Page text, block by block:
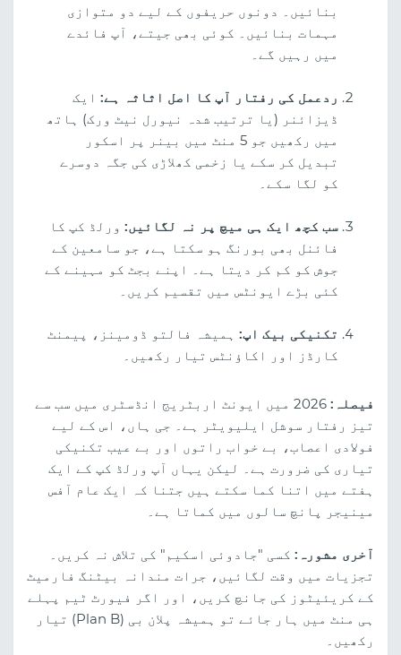
بنائیں۔ دونوں حریفوں کے لیے دو متوازی
مہمات بنائیں۔ کوئی بھی جیتے، آپ فائدے
میں رہیں گے۔
ردعمل کی رفتار آپ کا اصل اثاثہ ہے: ایک
ڈیزائنر (یا ترتیب شدہ نیورل نیٹ ورک) ہاتھ
میں رکھیں جو 5 منٹ میں بینر پر اسکور
تبدیل کر سکے یا زخمی کھلاڑی کی جگہ دوسرے
کو لگا سکے۔
سب کچھ ایک ہی میچ پر نہ لگائیں: ورلڈ کپ کا
فائنل بھی بورنگ ہو سکتا ہے، جو سامعین کے
جوش کو کم کر دیتا ہے۔ اپنے بجٹ کو مہینے کے
کئی بڑے ایونٹس میں تقسیم کریں۔
تکنیکی بیک اپ: ہمیشہ فالتو ڈومینز، پیمنٹ
کارڈز اور اکاؤنٹس تیار رکھیں۔
فیصلہ:
2026 میں ایونٹ اربٹریج انڈسٹری میں سب سے
تیز رفتار سوشل ایلیویٹر ہے۔ جی ہاں، اس کے لیے
فولادی اعصاب، بے خواب راتوں اور بے عیب تکنیکی
تیاری کی ضرورت ہے۔ لیکن یہاں آپ ورلڈ کپ کے ایک
ہفتے میں اتنا کما سکتے ہیں جتنا کہ ایک عام آفس
مینیجر پانچ سالوں میں کماتا ہے۔
آخری مشورہ: کسی "جادوئی اسکیم" کی تلاش نہ کریں۔
تجزیات میں وقت لگائیں، جرات مندانہ بیٹنگ فارمیٹ
کے کریئیٹوز کی جانچ کریں، اور اگر فیورٹ ٹیم پہلے
ہی منٹ میں ہار جائے تو ہمیشہ پلان بی (Plan B) تیار
رکھیں۔